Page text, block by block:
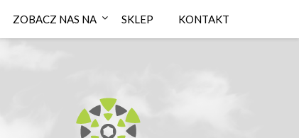
ZOBACZ NAS NA SKLEP KONTAKT